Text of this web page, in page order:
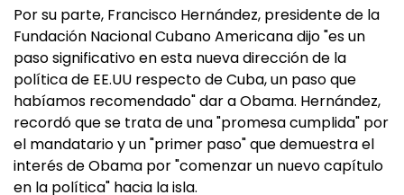
Por su parte, Francisco Hernández, presidente de la
Fundación Nacional Cubano Americana dijo "es un
paso significativo en esta nueva dirección de la
política de EE.UU respecto de Cuba, un paso que
habíamos recomendado" dar a Obama. Hernández,
recordó que se trata de una "promesa cumplida" por
el mandatario y un "primer paso" que demuestra el
interés de Obama por "comenzar un nuevo capítulo
en la política" hacia la isla.